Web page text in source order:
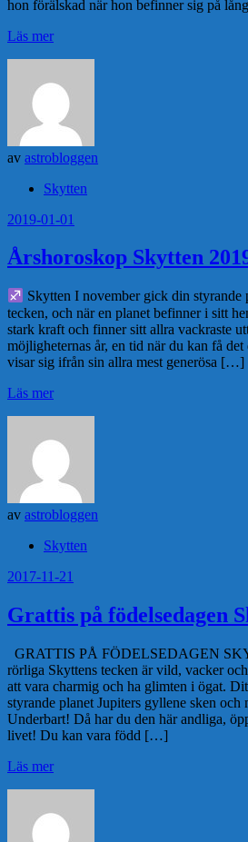
hon förälskad när hon befinner sig på
Läs mer
av astrobloggen
Skytten
2019-01-01
Årshoroskop Skytten
Skytten I november gick din styrande
tecken, och när en planet befinner i sitt
stark kraft och finner sitt allra vackraste
möjligheternas år, en tid när du kan få
visar sig ifrån sin allra mest generösa […]
Läs mer
av astrobloggen
Skytten
2017-11-21
Grattis på födelsedagen
GRATTIS PÅ FÖDELSEDAGEN
rörliga Skyttens tecken är vild, vacker
att vara charmig och ha glimten i ögat.
styrande planet Jupiters gyllene sken och
Underbart! Då har du den här andliga,
livet! Du kan vara född […]
Läs mer